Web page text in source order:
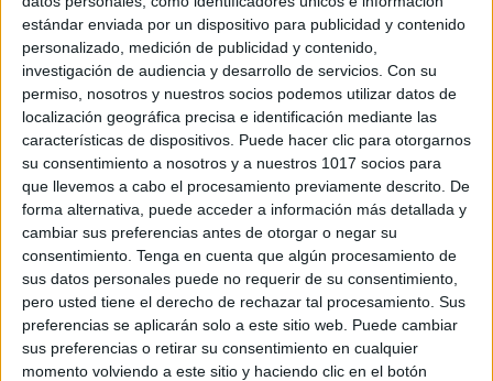
estándar enviada por un dispositivo para publicidad y contenido
personalizado, medición de publicidad y contenido,
investigación de audiencia y desarrollo de servicios. Con su
permiso, nosotros y nuestros socios podemos utilizar datos de
localización geográfica precisa e identificación mediante las
características de dispositivos. Puede hacer clic para otorgarnos
su consentimiento a nosotros y a nuestros 1017 socios para
que llevemos a cabo el procesamiento previamente descrito. De
forma alternativa, puede acceder a información más detallada y
cambiar sus preferencias antes de otorgar o negar su
consentimiento. Tenga en cuenta que algún procesamiento de
sus datos personales puede no requerir de su consentimiento,
pero usted tiene el derecho de rechazar tal procesamiento. Sus
preferencias se aplicarán solo a este sitio web. Puede cambiar
sus preferencias o retirar su consentimiento en cualquier
momento volviendo a este sitio y haciendo clic en el botón
#tdah Las nuevas tecnologías adaptadas
para mejorar la atención.
Publicado el 4 julio, 2015
Hoy contamos con una colaboración muy especial, se
trata de Eva Gabaldón Sáez que se encarga de la
dirección de los Centros Psicopedagógicos Gabaldón
Neuro Attention. Además desde este centro estan
apostando […]